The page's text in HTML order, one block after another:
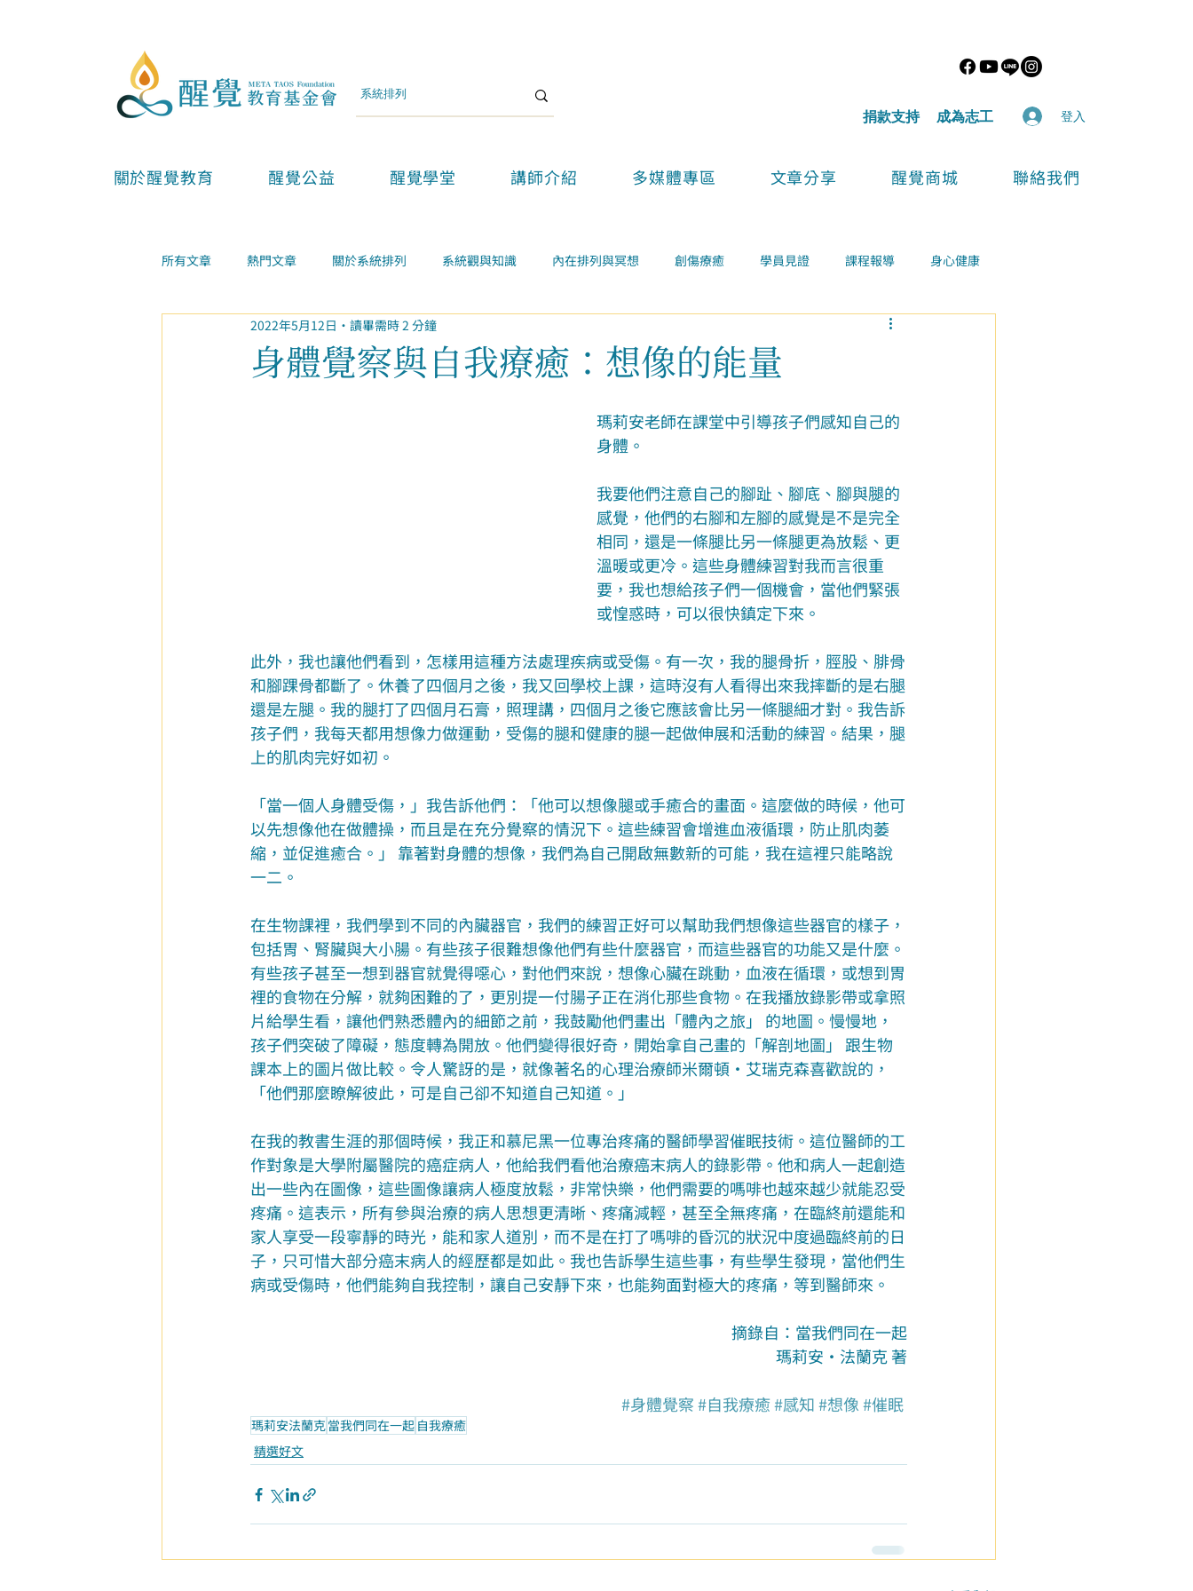
​捐款支持 ​成為志工 登入
關於醒覺教育 醒覺公益 醒覺學堂 講師介紹 多媒體專區 文章分享 醒覺商城 聯絡我們
所有文章 熱門文章 關於系統排列 系統觀與知識 內在排列與冥想 創傷療癒 學員見證 課程報導 身心健康
金錢事業 家庭關係
身體覺察與自我療癒：想像的能量
2022年5月12日 讀畢需時 2 分鐘
瑪莉安老師在課堂中引導孩子們感知自己的
身體。
我要他們注意自己的腳趾、腳底、腳與腿的
感覺，他們的右腳和左腳的感覺是不是完全
相同，還是一條腿比另一條腿更為放鬆、更
溫暖或更冷。這些身體練習對我而言很重
要，我也想給孩子們一個機會，當他們緊張
或惶惑時，可以很快鎮定下來。
此外，我也讓他們看到，怎樣用這種方法處理疾病或受傷。有一次，我的腿骨折，脛股、腓骨
和腳踝骨都斷了。休養了四個月之後，我又回學校上課，這時沒有人看得出來我摔斷的是右腿
還是左腿。我的腿打了四個月石膏，照理講，四個月之後它應該會比另一條腿細才對。我告訴
孩子們，我每天都用想像力做運動，受傷的腿和健康的腿一起做伸展和活動的練習。結果，腿
上的肌肉完好如初。
「當一個人身體受傷，」我告訴他們：「他可以想像腿或手癒合的畫面。這麼做的時候，他可
以先想像他在做體操，而且是在充分覺察的情況下。這些練習會增進血液循環，防止肌肉萎
縮，並促進癒合。」 靠著對身體的想像，我們為自己開啟無數新的可能，我在這裡只能略說
一二。
在生物課裡，我們學到不同的內臟器官，我們的練習正好可以幫助我們想像這些器官的樣子，
包括胃、腎臟與大小腸。有些孩子很難想像他們有些什麼器官，而這些器官的功能又是什麼。
有些孩子甚至一想到器官就覺得噁心，對他們來說，想像心臟在跳動，血液在循環，或想到胃
裡的食物在分解，就夠困難的了，更別提一付腸子正在消化那些食物。在我播放錄影帶或拿照
片給學生看，讓他們熟悉體內的細節之前，我鼓勵他們畫出「體內之旅」 的地圖。慢慢地，
孩子們突破了障礙，態度轉為開放。他們變得很好奇，開始拿自己畫的「解剖地圖」 跟生物
課本上的圖片做比較。令人驚訝的是，就像著名的心理治療師米爾頓·艾瑞克森喜歡說的，
「他們那麼瞭解彼此，可是自己卻不知道自己知道。」
在我的教書生涯的那個時候，我正和慕尼黑一位專治疼痛的醫師學習催眠技術。這位醫師的工
作對象是大學附屬醫院的癌症病人，他給我們看他治療癌末病人的錄影帶。他和病人一起創造
出一些內在圖像，這些圖像讓病人極度放鬆，非常快樂，他們需要的嗎啡也越來越少就能忍受
疼痛。這表示，所有參與治療的病人思想更清晰、疼痛減輕，甚至全無疼痛，在臨終前還能和
家人享受一段寧靜的時光，能和家人道別，而不是在打了嗎啡的昏沉的狀況中度過臨終前的日
子，只可惜大部分癌末病人的經歷都是如此。我也告訴學生這些事，有些學生發現，當他們生
病或受傷時，他們能夠自我控制，讓自己安靜下來，也能夠面對極大的疼痛，等到醫師來。
摘錄自：當我們同在一起
瑪莉安‧法蘭克 著
#身體覺察#自我療癒#感知#想像#催眠
瑪莉安法蘭克當我們同在一起 自我療癒
精選好文